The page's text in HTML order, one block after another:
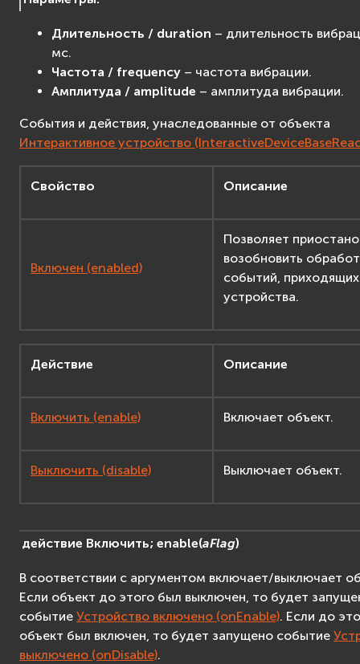
Длительность / duration – длительность
мс.
Частота / frequency – частота вибрации.
Амплитуда / amplitude – амплитуда вибрации.
События и действия, унаследованные от объекта
Интерактивное устройство
Свойство Описание
Включен (enabled)
Позволяет
возобновить
событий,
устройства.
Действие Описание
Включить (enable) Включает объект.
Выключить (disable) Выключает объект.
действие Включить; enable(aFlag)
В соответствии с аргументом включает/выключает
Если объект до этого был выключен, то будет
событие Устройство включено (onEnable). Если до
объект был включен, то будет запущено событие
выключено (onDisable).